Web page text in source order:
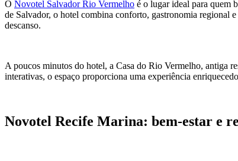
O Novotel Salvador Rio Vermelho é o lugar ideal para quem
de Salvador, o hotel combina conforto, gastronomia regional
descanso.
A poucos minutos do hotel, a Casa do Rio Vermelho, antiga
interativas, o espaço proporciona uma experiência
Novotel Recife Marina: bem-estar e